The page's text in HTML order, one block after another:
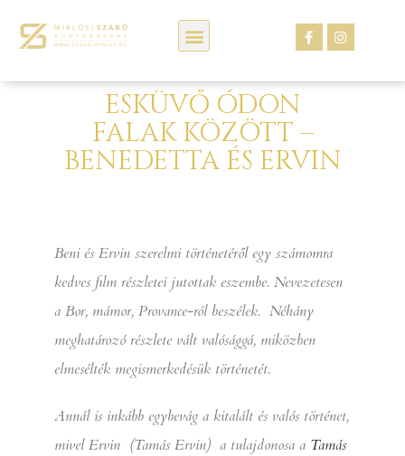
ESKÜVŐ ÓDON
FALAK KÖZÖTT –
BENEDETTA ÉS ERVIN
Beni és Ervin szerelmi történetéről egy számomra
kedves film részletei jutottak eszembe. Nevezetesen
a Bor, mámor, Provance-ról beszélek. Néhány
meghatározó részlete vált valósággá, miközben
elmesélték megismerkedésük történetét.
Annál is inkább egybevág a kitalált és valós történet,
mivel Ervin (Tamás Ervin) a tulajdonosa a Tamás